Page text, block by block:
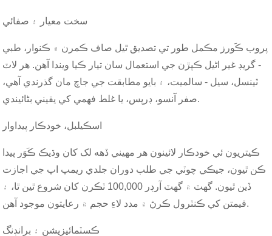
سخت معيار ۽ صفائي
پروب ڪَورز مڪمل طور تي تصديق ٿيل صاف ڪمرن ۾ ڪنوار، طبي
- گريڊ غير اڻيل ڪپڙن جي استعمال سان تيار ڪيا ويندا آهن. هر لاٽ
ٽينسل، سيل - سالميت، ۽ بايو مطابقت جي جاچ مان گذرندي آهي،
صفر آنسو، ڊرپس، يا غلط فهمي کي يقيني بڻائيندي.
اسڪيلبل، خودڪار پيداوار
ڪيتريون ئي خودڪار لائينون هر مهيني ڏهه لک کان وڌيڪ ڪَوَر پيدا
ڪن ٿيون، جيڪي چوٽي جي طلب دوران جلدي ريمپ اپ جي اجازت
ڏين ٿيون. گھٽ ۾ گھٽ آرڊر 100,000 ٽڪرن کان شروع ٿين ٿا، ۽
قيمتن کي ڪنٽرول ڪرڻ ۾ مدد لاءِ حجم ۾ رعايتون موجود آهن.
ڪسٽمائيزيشن ۽ برانڊنگ